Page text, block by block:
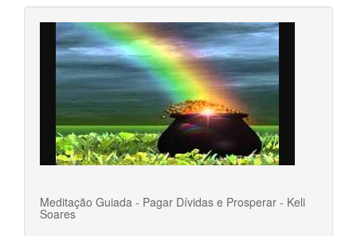
Meditação Guiada - Pagar Dívidas e Prosperar - Keli
Soares